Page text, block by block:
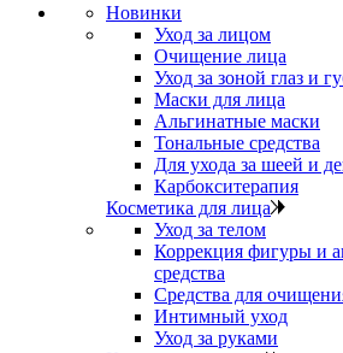
Новинки
Уход за лицом
Очищение лица
Уход за зоной глаз и
Маски для лица
Альгинатные маски
Тональные средства
Для ухода за шеей и
Карбокситерапия
Косметика для лица
Уход за телом
Коррекция фигуры и
средства
Средства для
Интимный уход
Уход за руками